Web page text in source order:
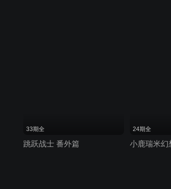
33期全
跳跃战士 番外篇
24期全
小鹿瑞米幻